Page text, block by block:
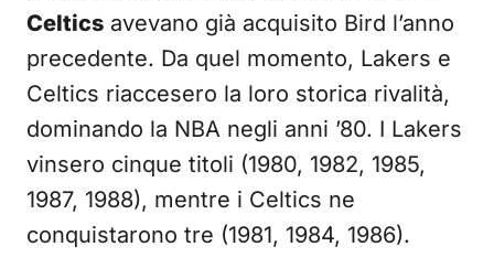
Celtics avevano già acquisito Bird l’anno
precedente. Da quel momento, Lakers e
Celtics riaccesero la loro storica rivalità,
dominando la NBA negli anni ’80. I Lakers
vinsero cinque titoli (1980, 1982, 1985,
1987, 1988), mentre i Celtics ne
conquistarono tre (1981, 1984, 1986).